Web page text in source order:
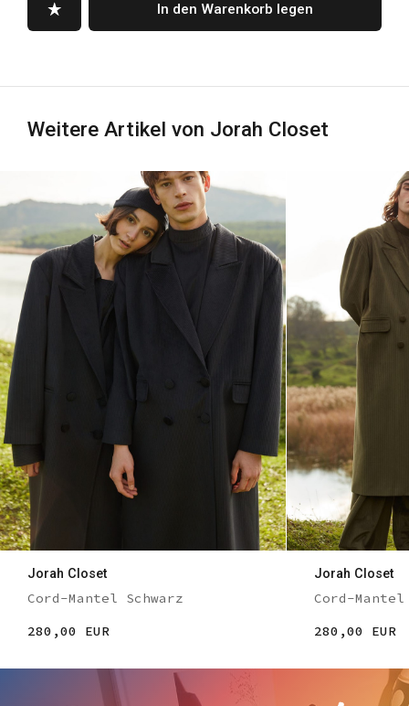
In den Warenkorb legen
Weitere Artikel von Jorah Closet
Jorah Closet
Cord-Mantel Schwarz
280,00 EUR
Jorah Closet
Cord-Mantel
280,00 EUR